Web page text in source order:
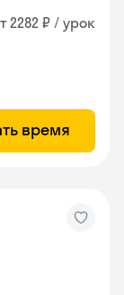
2282 ₽ / урок
время